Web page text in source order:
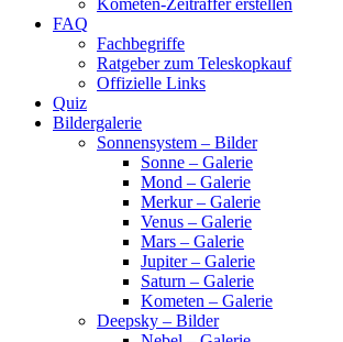
FAQ
Fachbegriffe
Ratgeber zum Teleskopkauf
Offizielle Links
Quiz
Bildergalerie
Sonnensystem – Bilder
Sonne – Galerie
Mond – Galerie
Merkur – Galerie
Venus – Galerie
Mars – Galerie
Jupiter – Galerie
Saturn – Galerie
Kometen – Galerie
Deepsky – Bilder